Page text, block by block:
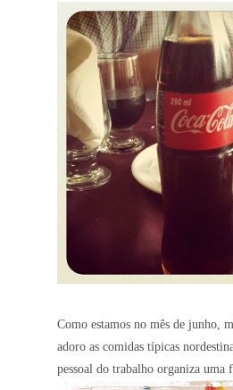
Como estamos no mês de junho,
adoro as comidas típicas
pessoal do trabalho organiza uma